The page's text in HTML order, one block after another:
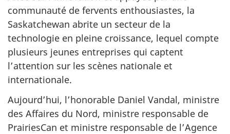
communauté de fervents enthousiastes, la
Saskatchewan abrite un secteur de la
technologie en pleine croissance, lequel compte
plusieurs jeunes entreprises qui captent
l’attention sur les scènes nationale et
internationale.
Aujourd’hui, l’honorable Daniel Vandal, ministre
des Affaires du Nord, ministre responsable de
PrairiesCan et ministre responsable de l’Agence